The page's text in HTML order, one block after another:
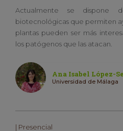
Actualmente se dispone
biotecnológicas que permiten
plantas pueden ser más
los patógenos que las atacan.
Ana Isabel López-
Universidad de Málaga
| Presencial